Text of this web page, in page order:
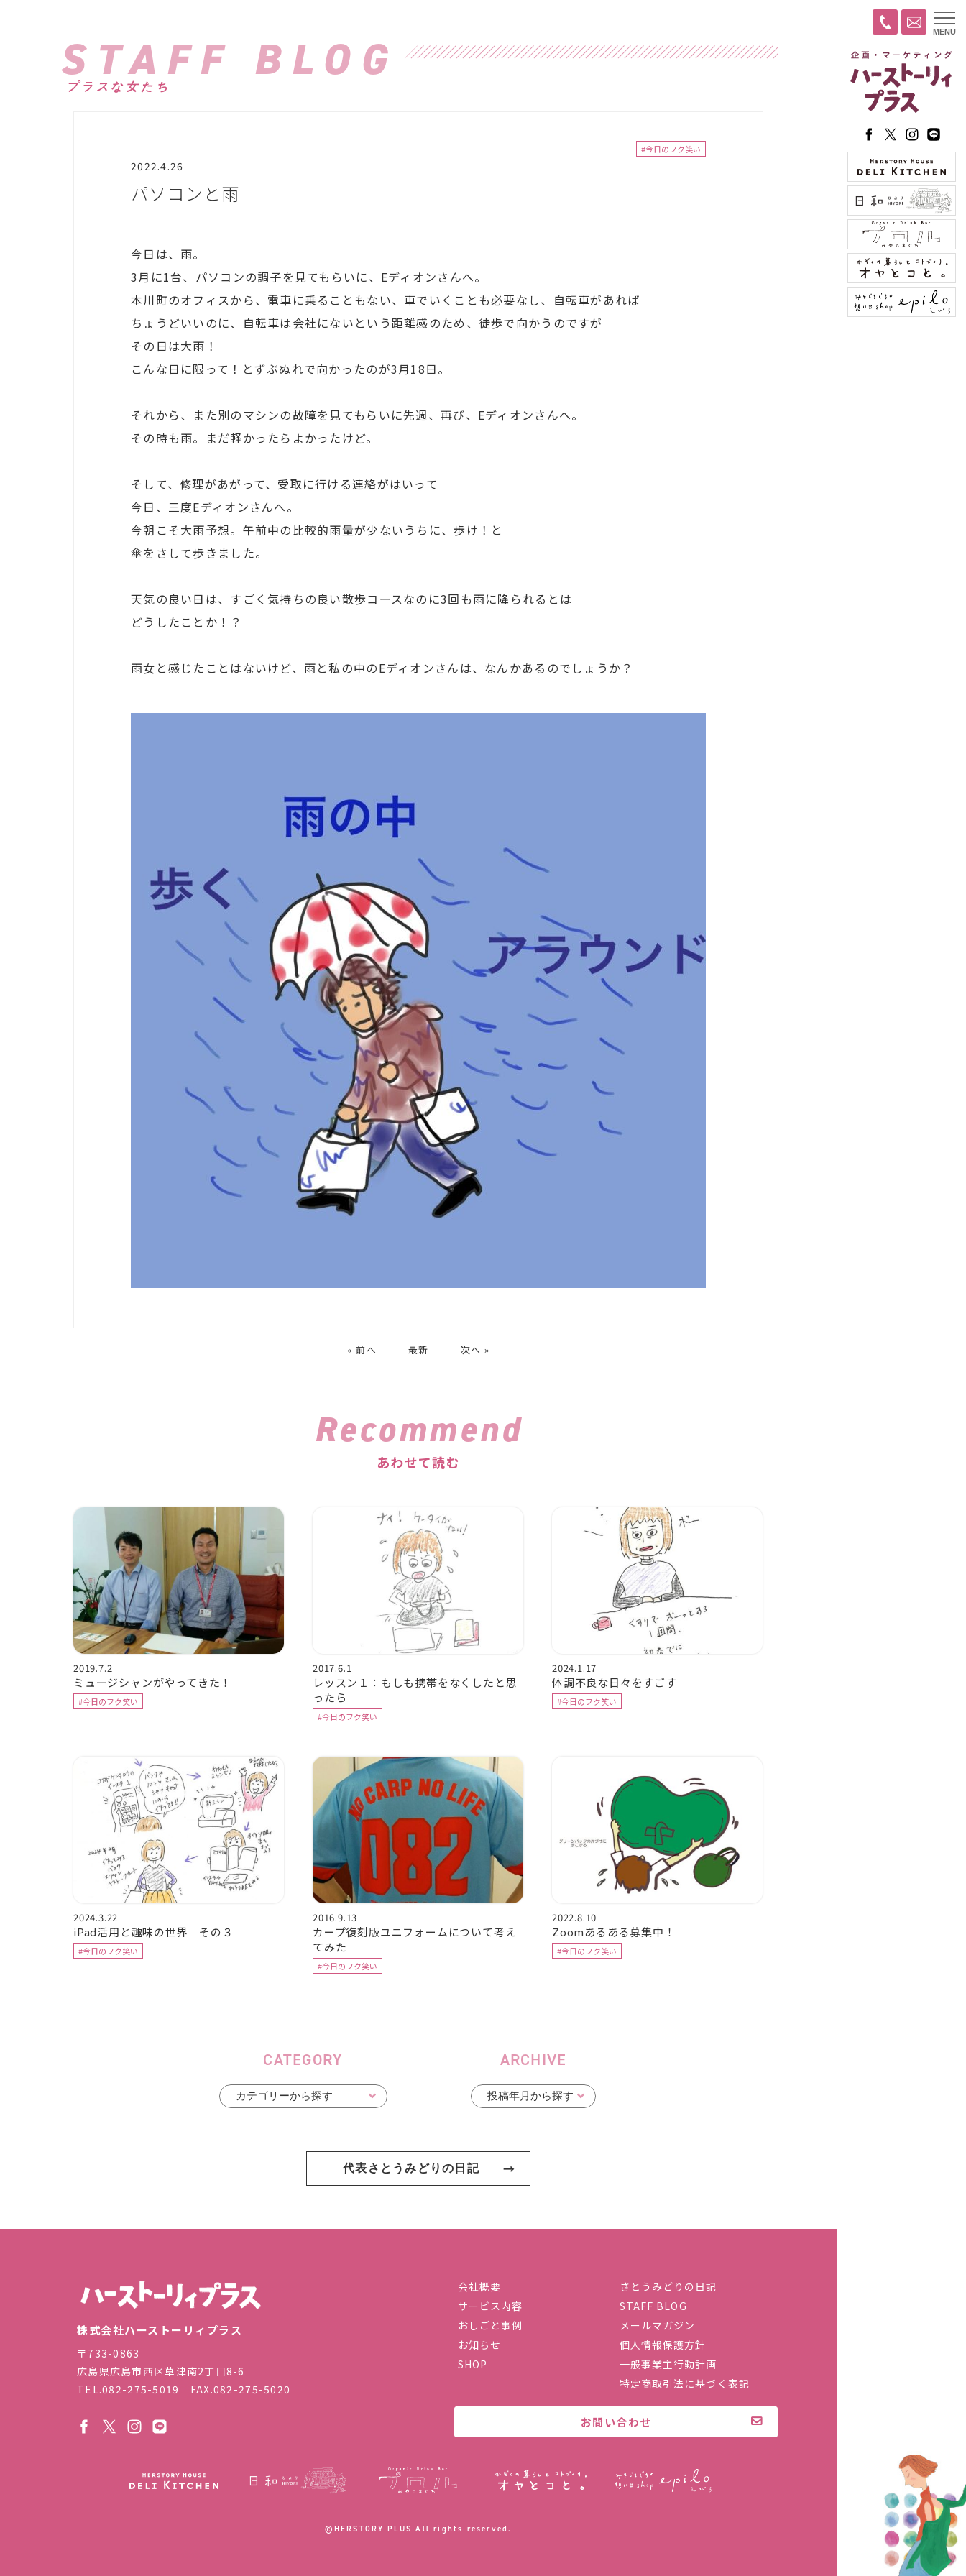
STAFF BLOG
プラスな女たち
#今日のフク笑い
2022.4.26
パソコンと雨
今日は、雨。
3月に1台、パソコンの調子を見てもらいに、Eディオンさんへ。
本川町のオフィスから、電車に乗ることもない、車でいくことも必要なし、自転車があれば
ちょうどいいのに、自転車は会社にないという距離感のため、徒歩で向かうのですが
その日は大雨！
こんな日に限って！とずぶぬれで向かったのが3月18日。
それから、また別のマシンの故障を見てもらいに先週、再び、Eディオンさんへ。
その時も雨。まだ軽かったらよかったけど。
そして、修理があがって、受取に行ける連絡がはいって
今日、三度Eディオンさんへ。
今朝こそ大雨予想。午前中の比較的雨量が少ないうちに、歩け！と
傘をさして歩きました。
天気の良い日は、すごく気持ちの良い散歩コースなのに3回も雨に降られるとは
どうしたことか！？
雨女と感じたことはないけど、雨と私の中のEディオンさんは、なんかあるのでしょうか？
« 前へ 最新 次へ »
Recommend
あわせて読む
2019.7.2
ミュージシャンがやってきた！
#今日のフク笑い
2017.6.1
レッスン１：もしも携帯をなくしたと思
ったら
#今日のフク笑い
2024.1.17
体調不良な日々をすごす
#今日のフク笑い
2024.3.22
iPad活用と趣味の世界 その３
#今日のフク笑い
2016.9.13
カープ復刻版ユニフォームについて考え
てみた
#今日のフク笑い
2022.8.10
Zoomあるある募集中！
#今日のフク笑い
CATEGORY ARCHIVE
代表さとうみどりの日記
会社概要
サービス内容
おしごと事例
お知らせ
SHOP
さとうみどりの日記
STAFF BLOG
メールマガジン
個人情報保護方針
一般事業主行動計画
特定商取引法に基づく表記
お問い合わせ
株式会社ハーストーリィプラス
株式会社ハーストーリィプラス
〒733-0863
広島県広島市西区草津南2丁目8-6
TEL.082-275-5019 FAX.082-275-5020
©︎HERSTORY PLUS All rights reserved.
t
o
g
e
n
t
o
n
MENU